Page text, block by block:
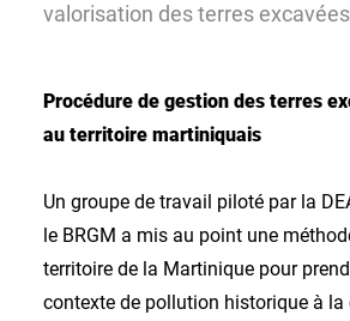
valorisation des terres
Procédure de gestion des terres
au territoire martiniquais
Un groupe de travail piloté par la
le BRGM a mis au point une
territoire de la Martinique pour
contexte de pollution historique à la